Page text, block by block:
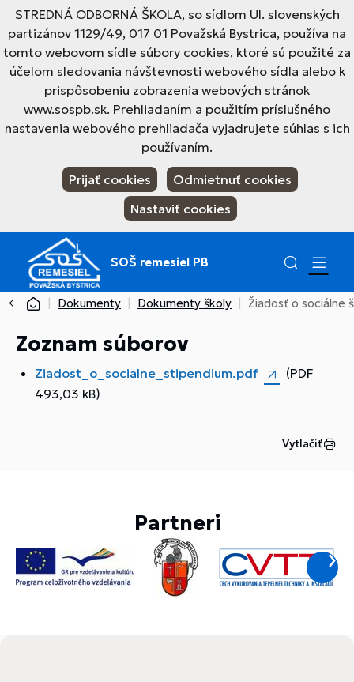
STREDNÁ ODBORNÁ ŠKOLA, so sídlom Ul. slovenských
partizánov 1129/49, 017 01 Považská Bystrica, používa na
tomto webovom sídle súbory cookies, ktoré sú použité za
účelom sledovania návštevnosti webového sídla alebo k
prispôsobeniu zobrazenia webových stránok
www.sospb.sk. Prehliadaním a použitím príslušného
nastavenia webového prehliadača vyjadrujete súhlas s ich
používaním.
Prijať cookies
Odmietnuť cookies
Nastaviť cookies
SOŠ remesiel PB
Dokumenty Dokumenty školy Žiadosť o sociálne
Zoznam súborov
Ziadost_o_socialne_stipendium.pdf
(PDF
493,03 kB)
Vytlačiť
Partneri